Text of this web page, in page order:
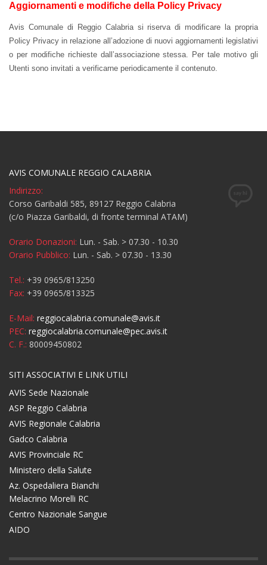
Aggiornamenti e modifiche della Policy Privacy
Avis Comunale di Reggio Calabria si riserva di modificare la propria
Policy Privacy in relazione all’adozione di nuovi aggiornamenti legislativi
o per modifiche richieste dall’associazione stessa. Per tale motivo gli
Utenti sono invitati a verificarne periodicamente il contenuto.
AVIS COMUNALE REGGIO CALABRIA
Indirizzo:
Corso Garibaldi 585, 89127 Reggio Calabria
(c/o Piazza Garibaldi, di fronte terminal ATAM)
Orario Donazioni: Lun. - Sab. > 07.30 - 10.30
Orario Pubblico: Lun. - Sab. > 07.30 - 13.30
Tel.: +39 0965/813250
Fax: +39 0965/813325
E-Mail: reggiocalabria.comunale@avis.it
PEC: reggiocalabria.comunale@pec.avis.it
C. F.: 80009450802
SITI ASSOCIATIVI E LINK UTILI
AVIS Sede Nazionale
ASP Reggio Calabria
AVIS Regionale Calabria
Gadco Calabria
AVIS Provinciale RC
Ministero della Salute
Az. Ospedaliera Bianchi
Melacrino Morelli RC
Centro Nazionale Sangue
AIDO